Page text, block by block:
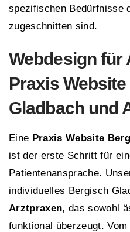
spezifischen Bedürfnisse
zugeschnitten sind.
Webdesign für
Praxis
Gladbach und
Eine Praxis Website
ist der erste Schritt für
Patientenansprache.
individuelles Bergisch
Arztpraxen, das sowohl
funktional überzeugt.